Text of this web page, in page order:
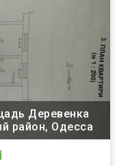
Деревенка
район, Одесса